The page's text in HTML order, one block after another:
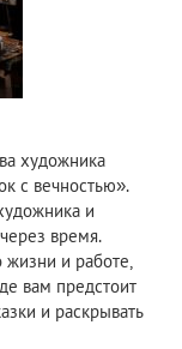
художника
с вечностью».
и
время.
и работе,
вам предстоит
и раскрывать